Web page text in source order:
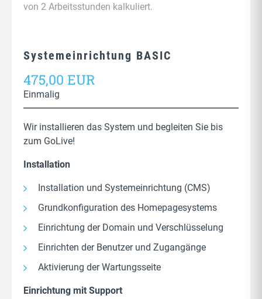
von 2 Arbeitsstunden kalkuliert.
Systemeinrichtung BASIC
475,00 EUR
Einmalig
Wir installieren das System und begleiten Sie bis
zum GoLive!
Installation
Installation und Systemeinrichtung (CMS)
Grundkonfiguration des Homepagesystems
Einrichtung der Domain und Verschlüsselung
Einrichten der Benutzer und Zugangänge
Aktivierung der Wartungsseite
Einrichtung mit Support